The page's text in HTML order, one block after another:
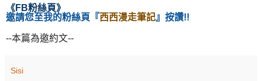
《FB粉絲頁》
邀請您至我的粉絲頁
『西西漫走筆記』按讚!!
--本篇為邀約文--
Sisi